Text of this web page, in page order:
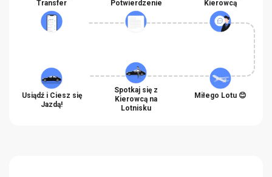
Transfer
Potwierdzenie
Kierowcą
Usiądź i Ciesz się
Jazdą!
Spotkaj się z
Kierowcą na
Lotnisku
Miłego Lotu 😊